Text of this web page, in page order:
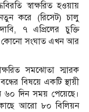
স্বাক্ষরিত হওয়ায়
করে (রিসেট) চালু
৭ এপ্রিলের চুক্তি
কোনো সংঘাত এখন আর
সমঝোতা স্মারক
বিষয়ে একটি স্থায়ী
৬০ দিন সময় পেয়েছে।
আরো ৮০ বিলিয়ন